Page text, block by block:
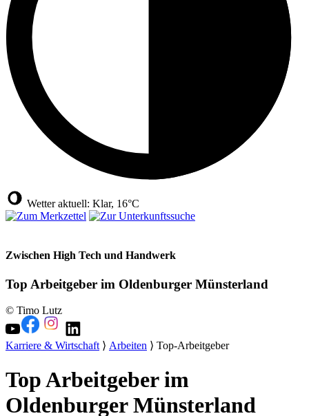
Wetter aktuell: Klar, 16°C
Zwischen High Tech und Handwerk
Top Arbeitgeber im Oldenburger Münsterland
© Timo Lutz
Karriere & Wirtschaft⟩ Arbeiten ⟩ Top-Arbeitgeber
Top Arbeitgeber im
Oldenburger Münsterland